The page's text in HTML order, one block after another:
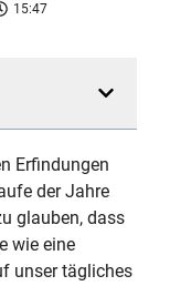
15:47
Erfindungen
der Jahre
glauben, dass
wie eine
unser tägliches